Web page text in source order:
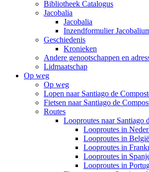
Bibliotheek Catalogus
Jacobalia
Jacobalia
Inzendformulier
Geschiedenis
Kronieken
Andere genootschappen en
Lidmaatschap
Op weg
Op weg
Lopen naar Santiago de
Fietsen naar Santiago de
Routes
Looproutes naar Santiago
Looproutes in
Looproutes in België
Looproutes in
Looproutes in
Looproutes in